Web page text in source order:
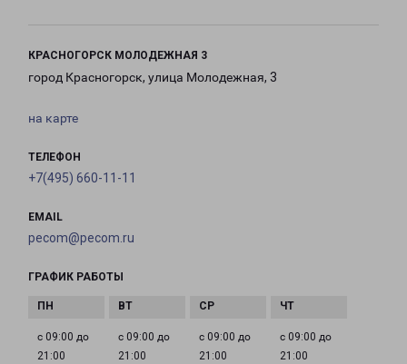
КРАСНОГОРСК МОЛОДЕЖНАЯ 3
город Красногорск, улица Молодежная, 3
на карте
ТЕЛЕФОН
+7(495) 660-11-11
EMAIL
pecom@pecom.ru
ГРАФИК РАБОТЫ
с 09:00 до
21:00
с 09:00 до
21:00
с 09:00 до
21:00
с 09:00 до
21:00